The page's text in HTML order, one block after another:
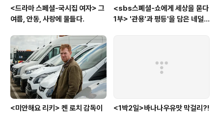
<드라마 스페셜-국시집 여자> 그
여름, 안동, 사랑에 물들다.
<sbs스폐셜-쇼에게 세상을 묻다
1부> '관용'과 평등'을 담은 네덜
<미안해요 리키> 켄 로치 감독이
<1박2일>바나나우유맛 막걸리?!